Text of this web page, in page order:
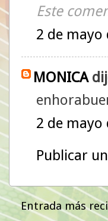
Este
2 de mayo
MONICA
2 de mayo
Publicar
Entrada más